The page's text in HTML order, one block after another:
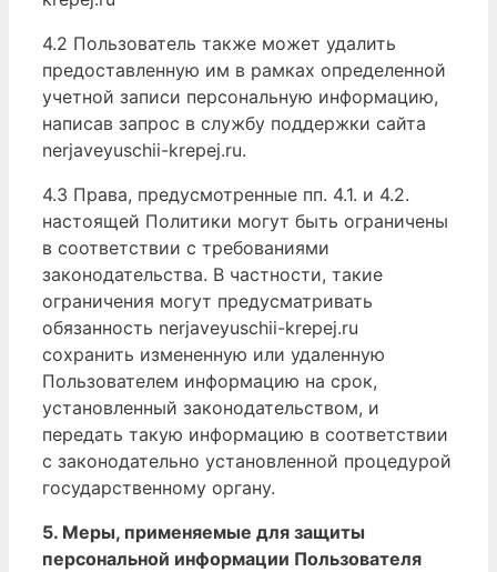
4.2 Пользователь также может удалить
предоставленную им в рамках определенной
учетной записи персональную информацию,
написав запрос в службу поддержки сайта
nerjaveyuschii-krepej.ru.
4.3 Права, предусмотренные пп. 4.1. и 4.2.
настоящей Политики могут быть ограничены
в соответствии с требованиями
законодательства. В частности, такие
ограничения могут предусматривать
обязанность nerjaveyuschii-krepej.ru
сохранить измененную или удаленную
Пользователем информацию на срок,
установленный законодательством, и
передать такую информацию в соответствии
с законодательно установленной процедурой
государственному органу.
5. Меры, применяемые для защиты
персональной информации Пользователя